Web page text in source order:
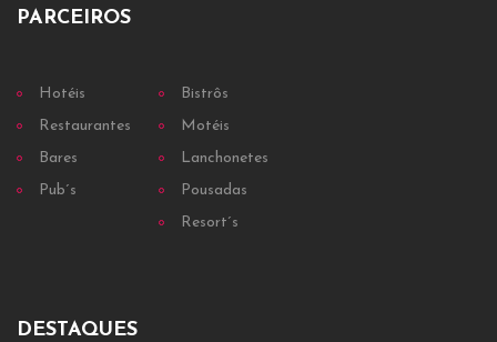
PARCEIROS
Hotéis
Restaurantes
Bares
Pub´s
Bistrôs
Motéis
Lanchonetes
Pousadas
Resort´s
DESTAQUES